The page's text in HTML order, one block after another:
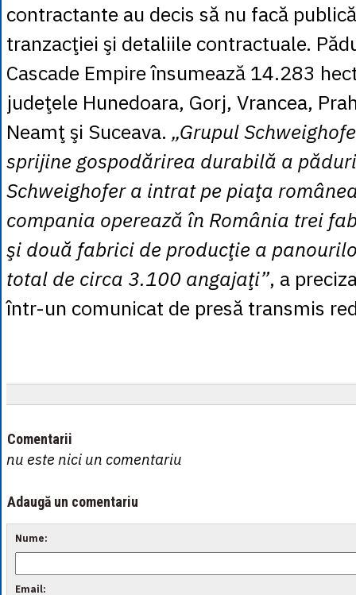
contractante au decis să nu facă
tranzacţiei şi detaliile contractuale.
Cascade Empire însumează 14.283
judeţele Hunedoara, Gorj, Vrancea,
Neamţ şi Suceava. „Grupul
sprijine gospodărirea durabilă a
Schweighofer a intrat pe piaţa
compania operează în România trei
şi două fabrici de producţie a
total de circa 3.100 angajaţi”, a
într-un comunicat de presă transmis
Comentarii
nu este nici un comentariu
Adaugă un comentariu
Nume:
Email: